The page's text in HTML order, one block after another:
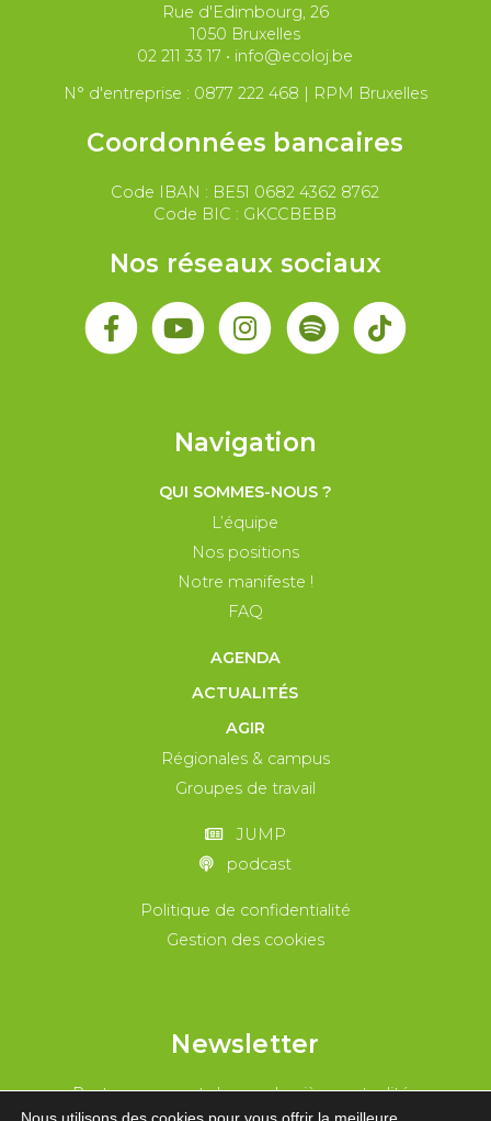
Paix et droit international
Rue d'Edimbourg, 26
1050 Bruxelles
02 211 33 17 • info@ecoloj.be
N° d'entreprise : 0877 222 468 | RPM Bruxelles
Coordonnées bancaires
Code IBAN : BE51 0682 4362 8762
Code BIC : GKCCBEBB
Nos réseaux sociaux
Navigation
QUI SOMMES-NOUS ?
L’équipe
Nos positions
Notre manifeste !
FAQ
AGENDA
ACTUALITÉS
AGIR
Régionales & campus
Groupes de travail
JUMP
podcast
Politique de confidentialité
Gestion des cookies
Newsletter
Reste au courant de nos dernières actualités